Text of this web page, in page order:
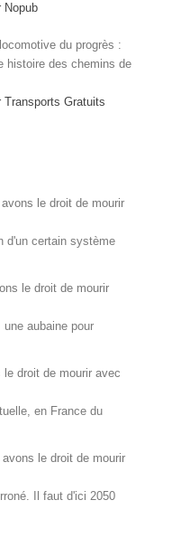
Nopub
locomotive du progrès :
histoire des chemins de
Transports Gratuits
le droit de mourir
d'un certain système
le droit de mourir
aubaine pour
le droit de mourir avec
en France du
avons le droit de mourir
Il faut d'ici 2050